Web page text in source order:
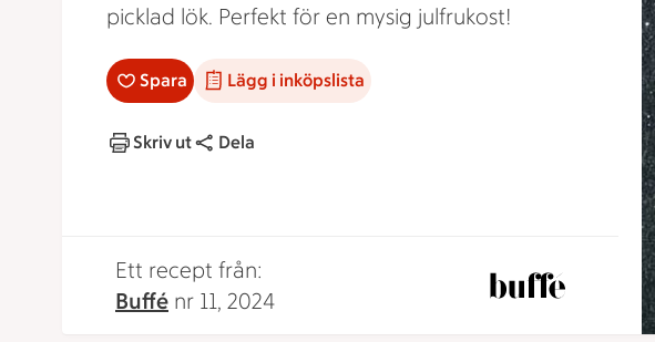
picklad lök. Perfekt för en mysig julfrukost!
Spara Lägg i inköpslista
Skriv ut Dela
Ett recept från:
Buffé nr 11, 2024